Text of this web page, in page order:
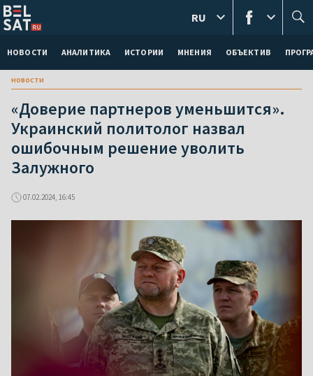
НОВОСТИ АНАЛИТИКА ИСТОРИИ МНЕНИЯ ОБЪЕКТИВ
RU
новости
«Доверие партнеров уменьшится».
Украинский политолог назвал
ошибочным решение уволить
Залужного
07.02.2024, 16:45